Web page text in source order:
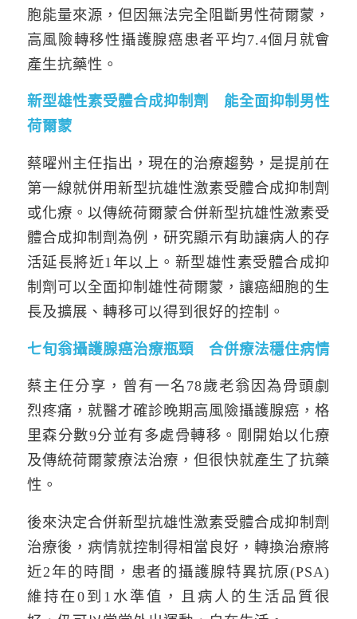
胞能量來源，但因無法完全阻斷男性荷爾蒙，
高風險轉移性攝護腺癌患者平均7.4個月就會
產生抗藥性。
新型雄性素受體合成抑制劑 能全面抑制男性
荷爾蒙
蔡曜州主任指出，現在的治療趨勢，是提前在
第一線就併用新型抗雄性激素受體合成抑制劑
或化療。以傳統荷爾蒙合併新型抗雄性激素受
體合成抑制劑為例，研究顯示有助讓病人的存
活延長將近1年以上。新型雄性素受體合成抑
制劑可以全面抑制雄性荷爾蒙，讓癌細胞的生
長及擴展、轉移可以得到很好的控制。
七旬翁攝護腺癌治療瓶頸 合併療法穩住病情
蔡主任分享，曾有一名78歲老翁因為骨頭劇
烈疼痛，就醫才確診晚期高風險攝護腺癌，格
里森分數9分並有多處骨轉移。剛開始以化療
及傳統荷爾蒙療法治療，但很快就產生了抗藥
性。
後來決定合併新型抗雄性激素受體合成抑制劑
治療後，病情就控制得相當良好，轉換治療將
近2年的時間，患者的攝護腺特異抗原(PSA)
維持在0到1水準值，且病人的生活品質很